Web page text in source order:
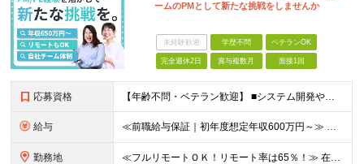
ームのPMとして新たな挑戦をしませんか
未経験歓迎 学歴不問 ベテランOK
完全週休2日 賞与複数月 面接1回
応募資格 【年齢不問・ベテラン歓迎】 ■システム開発やインフラの実務経験をお持ちの方（言語・工程・年数不問） ■学歴不問 ≪こんな方はぜひご応募ください≫ □SE経験を積んだがリーダー・PLのポジションがない
給与 ≪前職給与保証｜初年度想定年収600万円～≫ 月給45万円以上＋決算賞与＋交通費 ※スキル・経験を考慮の上、優遇します ※上記月給には固定残業代月20時間分(5万1000円以上)を含みます。超過し
勤務地 ≪フルリモートＯＫ！リモート率は65％！≫ 在宅勤務または東京・神奈川・埼玉・千葉のお客様先での勤務 ■本社 東京都港区芝2-22-15 STKビル 1F (変更の範囲)上記を除く当社関連勤務地